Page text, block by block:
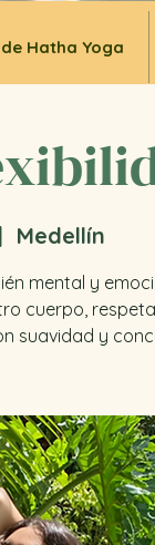
Hatha Yoga
Medellín
mental y
cuerpo,
suavidad y